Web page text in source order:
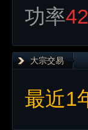
功率
大宗交易
最近1